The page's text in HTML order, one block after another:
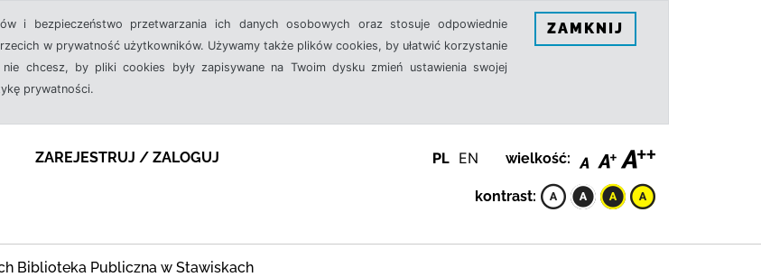
i bezpieczeństwo przetwarzania ich danych osobowych oraz stosuje odpowiednie
w prywatność użytkowników. Używamy także plików cookies, by ułatwić korzystanie
chcesz, by pliki cookies były zapisywane na Twoim dysku zmień ustawienia swojej
prywatności.
ZAMKNIJ
ZAREJESTRUJ / ZALOGUJ PL EN wielkość:
kontrast:
Biblioteka Publiczna w Stawiskach